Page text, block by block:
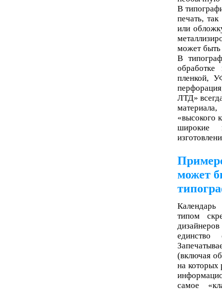
В
печать,
или
может быть
В
обработке
пленкой,
ЛТД»
«высокого
широкие
может
типом
(включая
на которых
самое